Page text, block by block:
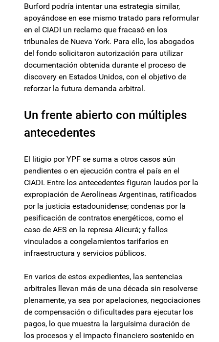
Burford podría intentar una estrategia similar,
apoyándose en ese mismo tratado para reformular
en el CIADI un reclamo que fracasó en los
tribunales de Nueva York. Para ello, los abogados
del fondo solicitaron autorización para utilizar
documentación obtenida durante el proceso de
discovery en Estados Unidos, con el objetivo de
reforzar la futura demanda arbitral.
Un frente abierto con múltiples
antecedentes
El litigio por YPF se suma a otros casos aún
pendientes o en ejecución contra el país en el
CIADI. Entre los antecedentes figuran laudos por la
expropiación de Aerolíneas Argentinas, ratificados
por la justicia estadounidense; condenas por la
pesificación de contratos energéticos, como el
caso de AES en la represa Alicurá; y fallos
vinculados a congelamientos tarifarios en
infraestructura y servicios públicos.
En varios de estos expedientes, las sentencias
arbitrales llevan más de una década sin resolverse
plenamente, ya sea por apelaciones, negociaciones
de compensación o dificultades para ejecutar los
pagos, lo que muestra la larguísima duración de
los procesos y el impacto financiero sostenido en